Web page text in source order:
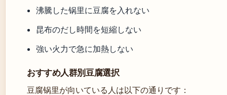
沸騰した锅里に豆腐を入れない
昆布のだし時間を短縮しない
強い火力で急に加熱しない
おすすめ人群別豆腐選択
豆腐锅里が向いている人は以下の通りです：